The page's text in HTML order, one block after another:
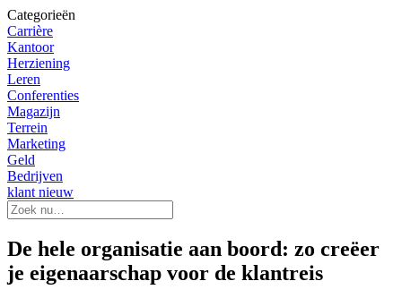
Categorieën
Carrière
Kantoor
Herziening
Leren
Conferenties
Magazijn
Terrein
Marketing
Geld
Bedrijven
klant nieuw
De hele organisatie aan boord: zo creëer
je eigenaarschap voor de klantreis